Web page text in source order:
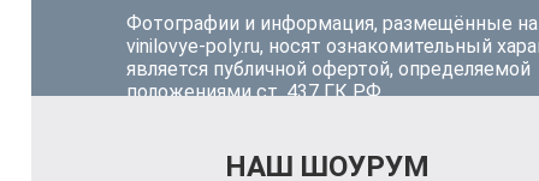
Фотографии и информация, размещённые на
vinilovye-poly.ru, носят ознакомительный
является публичной офертой, определяемой
положениями ст. 437 ГК РФ.
НАШ ШОУРУМ